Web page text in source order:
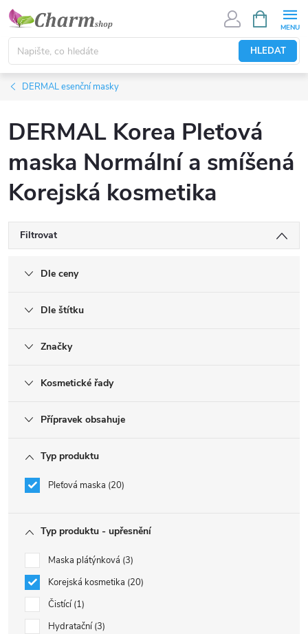
Přejít
obsah
HLEDAT
NÁKUPNÍ
KOŠÍK
DERMAL esenční masky
DERMAL Korea Pleťová
maska Normální a smíšená
Korejská kosmetika
Filtrovat
Dle ceny
Dle štítku
Značky
Kosmetické řady
Přípravek obsahuje
Typ produktu
Pleťová maska 20
Typ produktu - upřesnění
Maska plátýnková 3
Korejská kosmetika 20
Čistící 1
Hydratační 3